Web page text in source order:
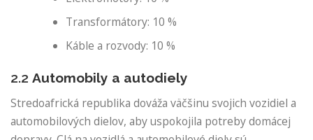
Transformátory: 10 %
Káble a rozvody: 10 %
2.2 Automobily a autodiely
Stredoafrická republika dováža väčšinu svojich vozidiel a
automobilových dielov, aby uspokojila potreby domácej